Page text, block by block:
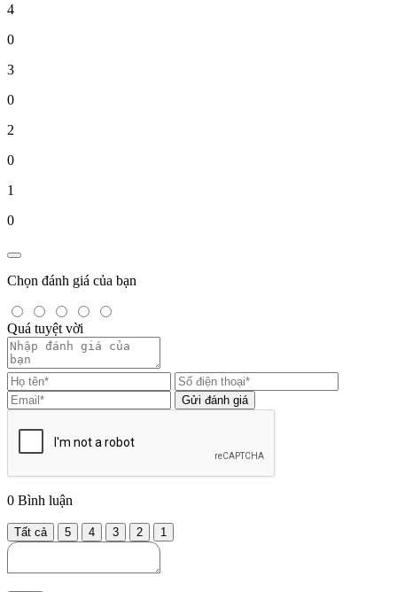
4
0
3
0
2
0
1
0
Chọn đánh giá của bạn
Quá tuyệt vời
Gửi đánh giá
0 Bình luận
Tất cả 5 4 3 2 1